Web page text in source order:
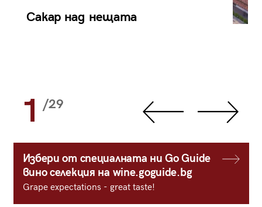
Сакар над нещата
1 /29
Избери от специалната ни Go Guide
вино селекция на wine.goguide.bg
Grape expectations - great taste!